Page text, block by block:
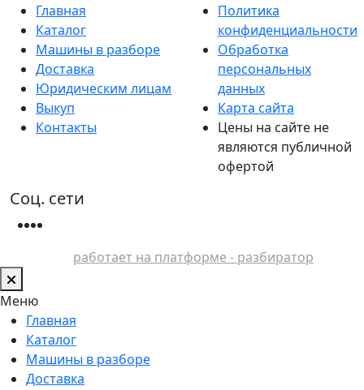
Главная
Каталог
Машины в разборе
Доставка
Юридическим лицам
Выкуп
Контакты
Политика
конфиденциальности
Обработка
персональных
данных
Карта сайта
Цены на сайте не
являются публичной
офертой
Соц. сети
работает на платформе - разбиратор
Меню
Главная
Каталог
Машины в разборе
Доставка